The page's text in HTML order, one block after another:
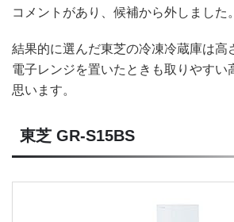
コメントがあり、候補から外しました。
結果的に選んだ東芝の冷凍冷蔵庫は高
電子レンジを置いたときも取りやすい
思います。
東芝 GR-S15BS